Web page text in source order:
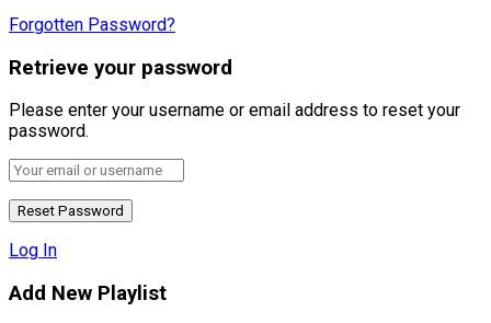
Forgotten Password?
Retrieve your password
Please enter your username or email address to reset your
password.
Log In
Add New Playlist